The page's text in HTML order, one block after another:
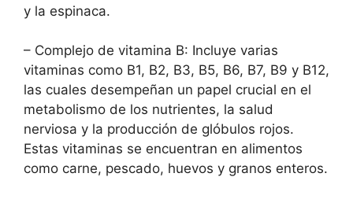
y la espinaca.
– Complejo de vitamina B: Incluye varias
vitaminas como B1, B2, B3, B5, B6, B7, B9 y B12,
las cuales desempeñan un papel crucial en el
metabolismo de los nutrientes, la salud
nerviosa y la producción de glóbulos rojos.
Estas vitaminas se encuentran en alimentos
como carne, pescado, huevos y granos enteros.